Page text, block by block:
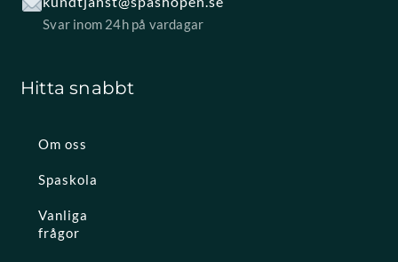
Svar inom 24h på vardagar
Hitta snabbt
Om oss
Spaskola
Vanliga
frågor